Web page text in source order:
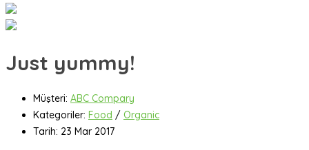
Just yummy!
Müşteri: ABC Compary
Kategoriler: Food / Organic
Tarih: 23 Mar 2017